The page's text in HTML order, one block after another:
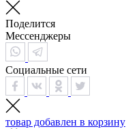
Поделится
Мессенджеры
Социальные сети
товар добавлен в корзину